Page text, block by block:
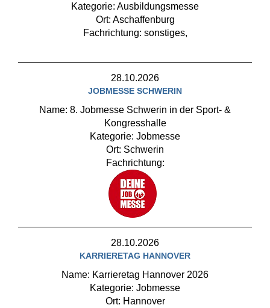
Kategorie: Ausbildungsmesse
Ort: Aschaffenburg
Fachrichtung: sonstiges,
28.10.2026
JOBMESSE SCHWERIN
Name: 8. Jobmesse Schwerin in der Sport- &
Kongresshalle
Kategorie: Jobmesse
Ort: Schwerin
Fachrichtung:
28.10.2026
KARRIERETAG HANNOVER
Name: Karrieretag Hannover 2026
Kategorie: Jobmesse
Ort: Hannover